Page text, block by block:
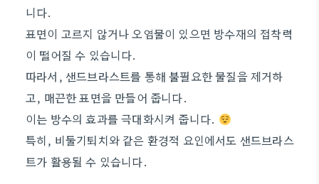
니다.
표면이 고르지 않거나 오염물이 있으면 방수재의 접착력
이 떨어질 수 있습니다.
따라서, 샌드브라스트를 통해 불필요한 물질을 제거하
고, 매끈한 표면을 만들어 줍니다.
이는 방수의 효과를 극대화시켜 줍니다.
특히, 비둘기퇴치와 같은 환경적 요인에서도 샌드브라스
트가 활용될 수 있습니다.